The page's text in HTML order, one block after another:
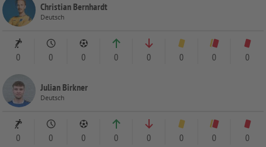
Christian Bernhardt
Deutsch
0 0 0 0 0 0 0 0
Julian Birkner
Deutsch
0 0 0 0 0 0 0 0